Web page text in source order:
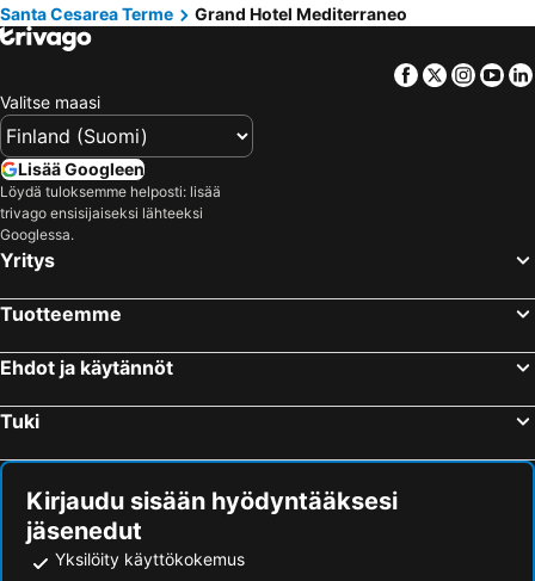
Santa Cesarea Terme
Grand Hotel Mediterraneo
Facebook
Twitter
Valitse maasi
Lisää Googleen
Löydä tuloksemme helposti: lisää
trivago ensisijaiseksi lähteeksi
Googlessa.
Yritys
Tuotteemme
Ehdot ja käytännöt
Tuki
Kirjaudu sisään hyödyntääksesi
jäsenedut
Yksilöity käyttökokemus